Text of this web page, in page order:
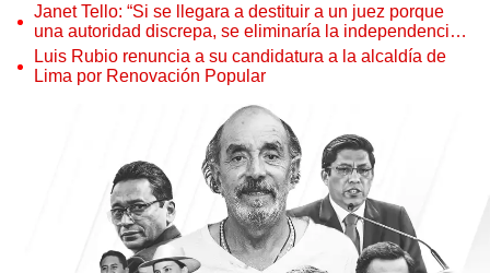
Janet Tello: “Si se llegara a destituir a un juez porque
una autoridad discrepa, se eliminaría la independencia
judicial”
Luis Rubio renuncia a su candidatura a la alcaldía de
Lima por Renovación Popular